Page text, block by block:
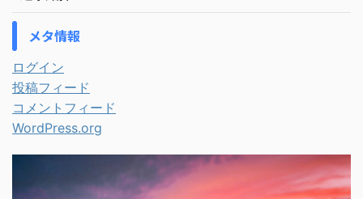
メタ情報
ログイン
投稿フィード
コメントフィード
WordPress.org